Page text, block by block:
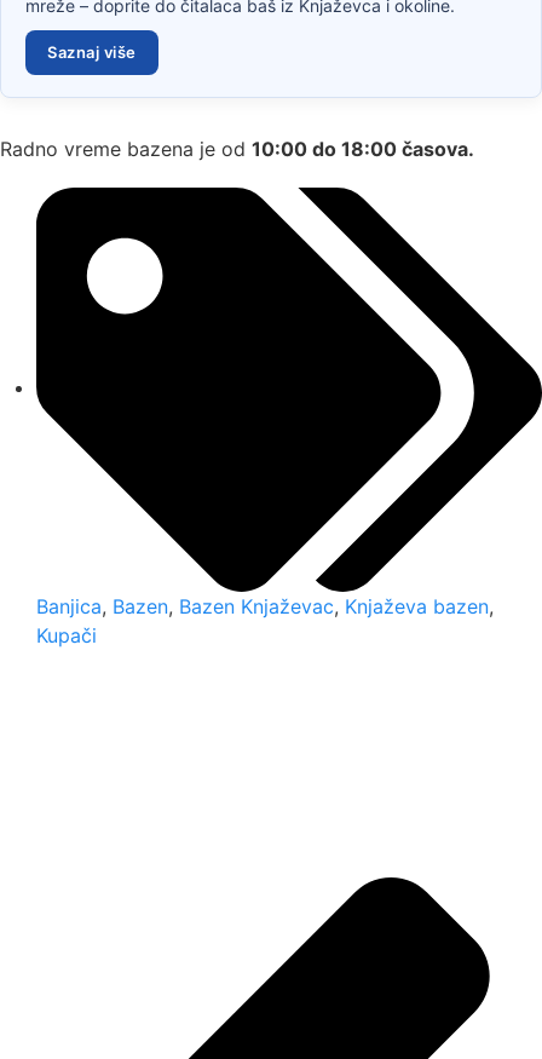
mreže – doprite do čitalaca baš iz Knjaževca i okoline.
Saznaj više
Radno vreme bazena je od 10:00 do 18:00 časova.
Banjica, Bazen, Bazen Knjaževac, Knjaževa bazen,
Kupači